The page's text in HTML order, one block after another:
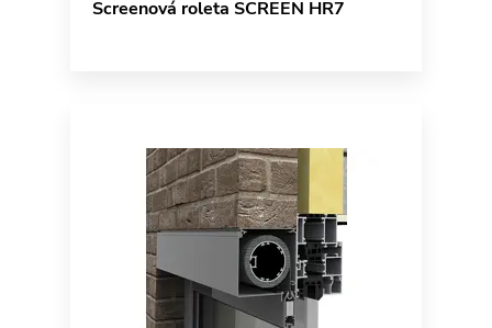
Screenová roleta SCREEN HR7